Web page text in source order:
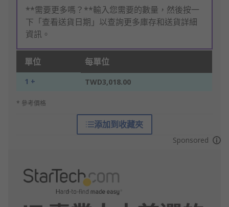
**需要更多嗎？**輸入您需要的數量，然後按一
下「查看送貨日期」以查詢更多庫存和送貨詳細
資訊。
單位 每單位
1 + TWD3,018.00
* 參考價格
添加到收藏夾
Sponsored